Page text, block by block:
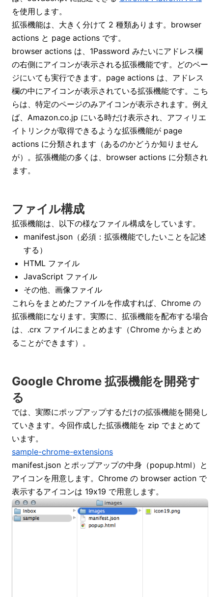
を使用します。
拡張機能は、大きく分けて 2 種類あります。browser
actions と page actions です。
browser actions は、1Password みたいにアドレス欄
の右側にアイコンが表示される拡張機能です。どのペー
ジにいても実行できます。page actions は、アドレス
欄の中にアイコンが表示されている拡張機能です。こち
らは、特定のページのみアイコンが表示されます。例え
ば、Amazon.co.jp にいる時だけ表示され、アフィリエ
イトリンクが取得できるような拡張機能が page
actions に分類されます（あるのかどうか知りません
が）。拡張機能の多くは、browser actions に分類され
ます。
ファイル構成
拡張機能は、以下の様なファイル構成をしています。
manifest.json（必須：拡張機能でしたいことを記述
する）
HTML ファイル
JavaScript ファイル
その他、画像ファイル
これらをまとめたファイルを作成すれば、Chrome の
拡張機能になります。実際に、拡張機能を配布する場合
は、.crx ファイルにまとめます（Chrome からまとめ
ることができます）。
Google Chrome 拡張機能を開発す
る
では、実際にポップアップするだけの拡張機能を開発し
ていきます。今回作成した拡張機能を zip でまとめて
います。
sample-chrome-extensions
manifest.json とポップアップの中身（popup.html）と
アイコンを用意します。Chrome の browser action で
表示するアイコンは 19x19 で用意します。